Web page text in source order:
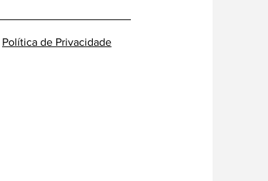
Política de Privacidade